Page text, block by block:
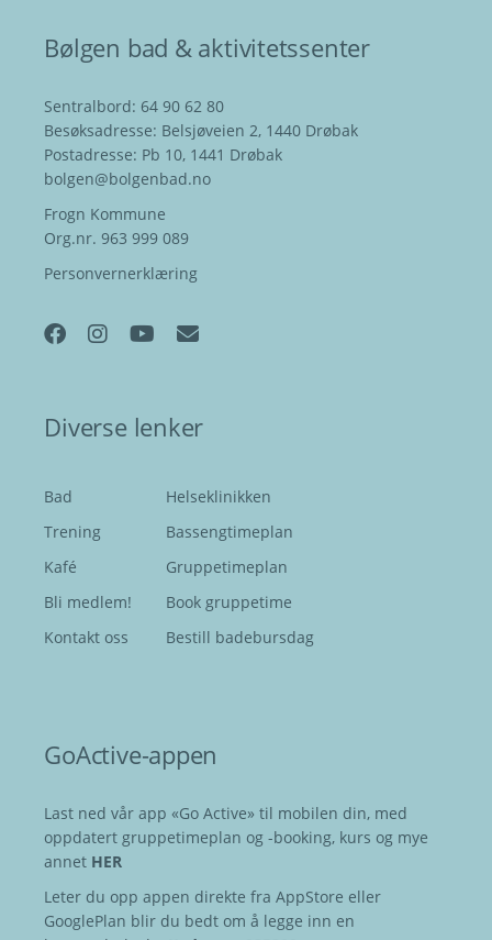
Bølgen bad & aktivitetssenter
Sentralbord: 64 90 62 80
Besøksadresse: Belsjøveien 2, 1440 Drøbak
Postadresse: Pb 10, 1441 Drøbak
bolgen@bolgenbad.no
Frogn Kommune
Org.nr. 963 999 089
Personvernerklæring
Diverse lenker
Bad
Trening
Kafé
Bli medlem!
Kontakt oss
Helseklinikken
Bassengtimeplan
Gruppetimeplan
Book gruppetime
Bestill badebursdag
GoActive-appen
Last ned vår app «Go Active» til mobilen din, med
oppdatert gruppetimeplan og -booking, kurs og mye
annet HER
Leter du opp appen direkte fra AppStore eller
GooglePlan blir du bedt om å legge inn en